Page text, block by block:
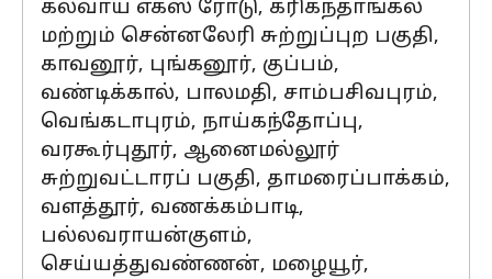
கலவாய் எக்ஸ் ரோடு, கரிகந்தாங்கல்
மற்றும் சென்னலேரி சுற்றுப்புற பகுதி,
காவனூர், புங்கனூர், குப்பம்,
வண்டிக்கால், பாலமதி, சாம்பசிவபுரம்,
வெங்கடாபுரம், நாய்கந்தோப்பு,
வரகூர்புதூர், ஆனைமல்லூர்
சுற்றுவட்டாரப் பகுதி, தாமரைப்பாக்கம்,
வளத்தூர், வணக்கம்பாடி,
பல்லவராயன்குளம்,
செய்யத்துவண்ணன், மழையூர்,